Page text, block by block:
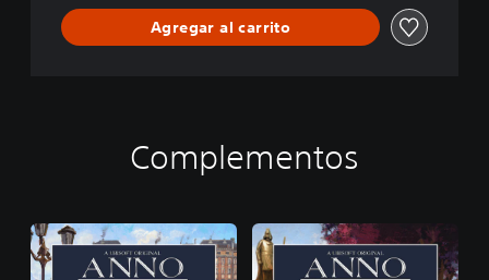
Agregar al carrito
Complementos